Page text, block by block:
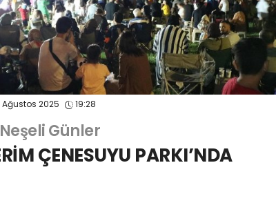
Ağustos 2025 19:28
Günler
ÇENESUYU PARKI’NDA